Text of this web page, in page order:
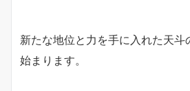
新たな地位と力を手に入れた天斗
始まります。